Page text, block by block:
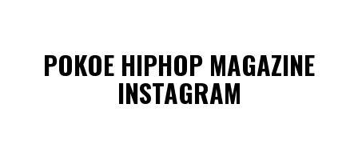
POKOE HIPHOP MAGAZINE
INSTAGRAM